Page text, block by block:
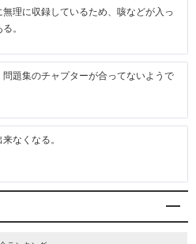
理に収録しているため、咳などが入っ
。
題集のチャプターが合ってないようで
なくなる。